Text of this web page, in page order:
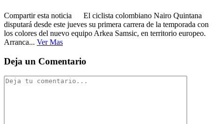
Compartir esta noticia El ciclista colombiano Nairo Quintana
disputará desde este jueves su primera carrera de la temporada con
los colores del nuevo equipo Arkea Samsic, en territorio europeo.
Arranca... Ver Mas
Deja un Comentario